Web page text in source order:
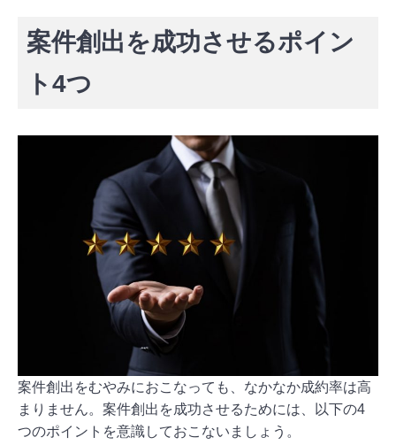
案件創出を成功させるポイン
ト4つ
案件創出をむやみにおこなっても、なかなか成約率は高
まりません。案件創出を成功させるためには、以下の4
つのポイントを意識しておこないましょう。